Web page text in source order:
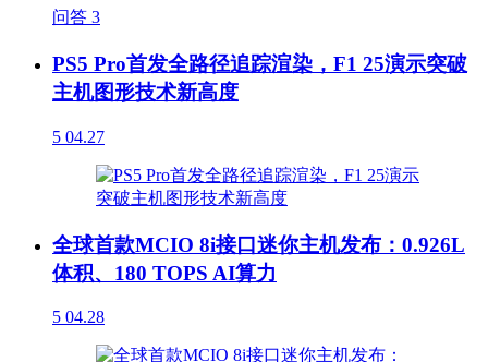
问答 3
PS5 Pro首发全路径追踪渲染，F1 25演示突破
主机图形技术新高度
5 04.27
全球首款MCIO 8i接口迷你主机发布：0.926L
体积、180 TOPS AI算力
5 04.28